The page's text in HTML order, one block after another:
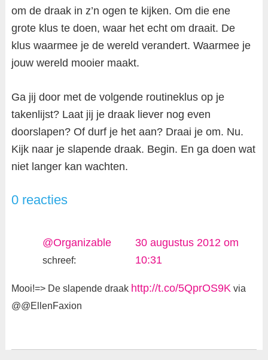
om de draak in z’n ogen te kijken. Om die ene
grote klus te doen, waar het echt om draait. De
klus waarmee je de wereld verandert. Waarmee je
jouw wereld mooier maakt.
Ga jij door met de volgende routineklus op je
takenlijst? Laat jij je draak liever nog even
doorslapen? Of durf je het aan? Draai je om. Nu.
Kijk naar je slapende draak. Begin. En ga doen wat
niet langer kan wachten.
0 reacties
@Organizable
schreef:
30 augustus 2012 om
10:31
Mooi!=> De slapende draak http://t.co/5QprOS9K via
@@EllenFaxion